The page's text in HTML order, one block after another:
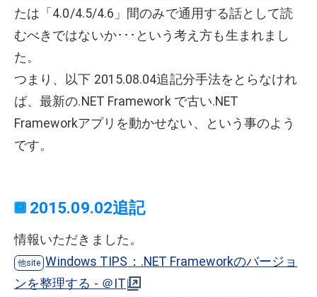
たは「4.0/4.5/4.6」間のみで通用する話として読
むべきではないか･･･という考え方も生まれまし
た。
つまり、以下 2015.08.04追記分手法をとらなけれ
ば、最新の.NET Framework で古い.NET
Frameworkアプリを動かせない、という事のよう
です。
2015.09.02追記
情報いただきました。
Windows TIPS：.NET Frameworkのバージョ
ンを整理する - ＠IT